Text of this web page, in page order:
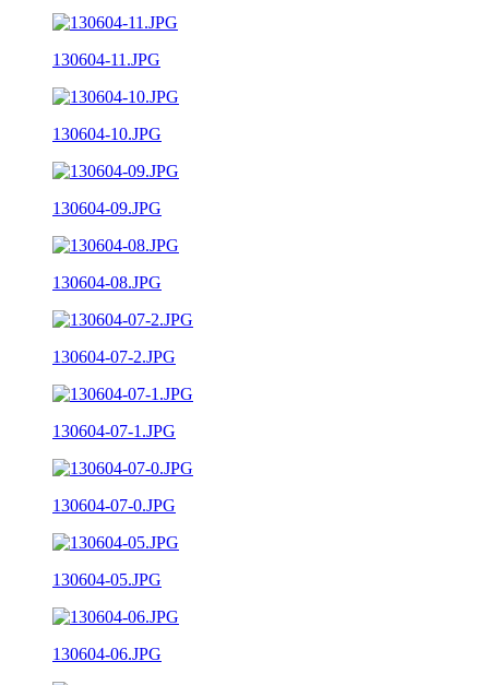
130604-11.JPG
130604-10.JPG
130604-09.JPG
130604-08.JPG
130604-07-2.JPG
130604-07-1.JPG
130604-07-0.JPG
130604-05.JPG
130604-06.JPG